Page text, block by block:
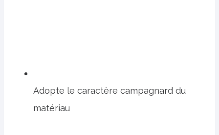
Adopte le caractère campagnard du
matériau